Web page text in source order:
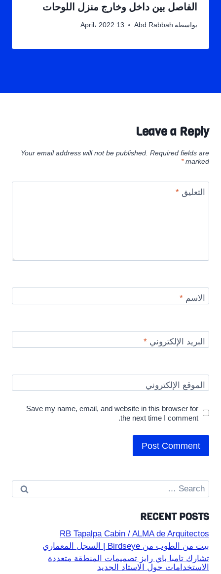
الفاصل بين داخل وخارج منزل اللوحات
بواسطة Abd Rabbah 13 April، 2022
Leave a Reply
Your email address will not be published. Required fields are
marked
*
التعليق*
الاسم*
البريد الإلكتروني*
الموقع الإلكتروني
Save my name, email, and website in this browser for
the next time I comment.
Search
for:
RECENT POSTS
RB Tapalpa Cabin / ALMA de Arquitectos
بيت من الطوب من Birdseye | السجل المعماري
تشارك تامبا باي رايز تصميمات المنطقة متعددة
الاستخدامات حول الاستاد الجديد